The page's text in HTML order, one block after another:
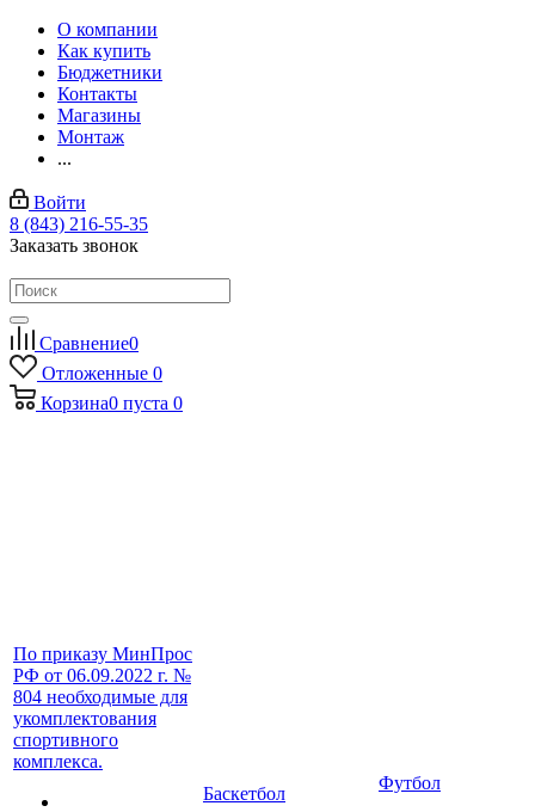
О компании
Как купить
Бюджетники
Контакты
Магазины
Монтаж
...
Войти
8 (843) 216-55-35
Заказать звонок
Сравнение0
Отложенные 0
Корзина0 пуста 0
По приказу МинПрос
РФ от 06.09.2022 г. №
804 необходимые для
укомплектования
спортивного
комплекса.
Баскетбол
Футбол